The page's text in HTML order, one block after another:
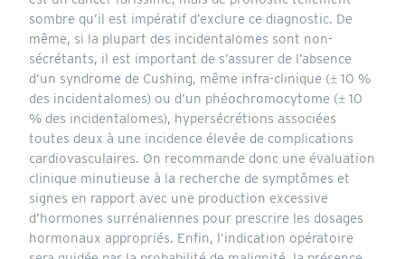
sombre qu’il est impératif d’exclure ce diagnostic. De
même, si la plupart des incidentalomes sont non-
sécrétants, il est important de s’assurer de l’absence
d’un syndrome de Cushing, même infra-clinique (± 10 %
des incidentalomes) ou d’un phéochromocytome (± 10
% des incidentalomes), hypersécrétions associées
toutes deux à une incidence élevée de complications
cardiovasculaires. On recommande donc une évaluation
clinique minutieuse à la recherche de symptômes et
signes en rapport avec une production excessive
d’hormones surrénaliennes pour prescrire les dosages
hormonaux appropriés. Enfin, l’indication opératoire